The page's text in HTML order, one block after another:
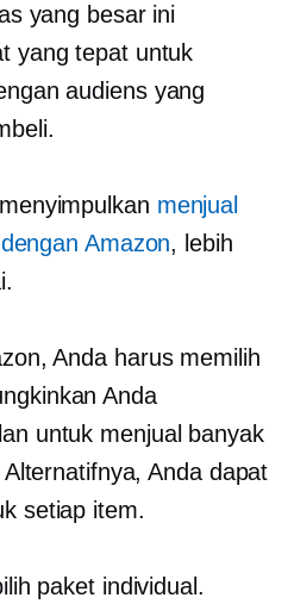
yang besar ini
yang tepat untuk
audiens yang
menjual
Amazon, lebih
Anda harus memilih
Anda
untuk menjual banyak
Anda dapat
setiap item.
paket individual.